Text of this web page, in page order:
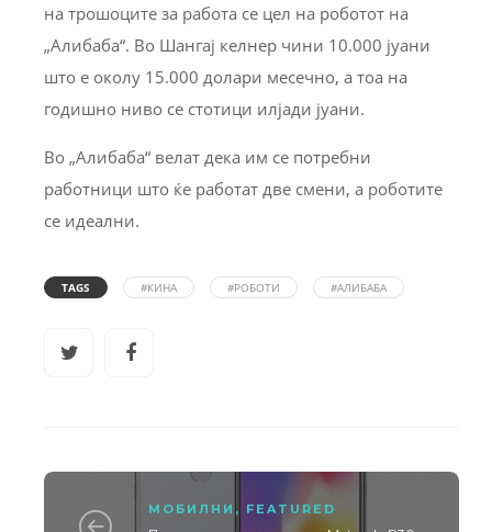
на трошоците за работа се цел на роботот на
„Алибаба“. Во Шангај келнер чини 10.000 јуани
што е околу 15.000 долари месечно, а тоа на
годишно ниво се стотици илјади јуани.
Во „Алибаба“ велат дека им се потребни
работници што ќе работат две смени, а роботите
се идеални.
TAGS #КИНА #РОБОТИ #АЛИБАБА
МОБИЛНИ , FEATURED